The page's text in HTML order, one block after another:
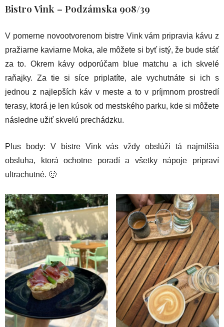
Bistro Vink – Podzámska 908/39
V pomerne novootvorenom bistre Vink vám pripravia kávu z
pražiarne kaviarne Moka, ale môžete si byť istý, že bude stáť
za to. Okrem kávy odporúčam blue matchu a ich skvelé
raňajky. Za tie si síce priplatíte, ale vychutnáte si ich s
jednou z najlepších káv v meste a to v príjmnom prostredí
terasy, ktorá je len kúsok od mestského parku, kde si môžete
následne užiť skvelú prechádzku.
Plus body: V bistre Vink vás vždy obslúži tá najmilšia
obsluha, ktorá ochotne poradí a všetky nápoje pripraví
ultrachutné. 🙂